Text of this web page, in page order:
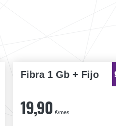
Fibra 1 Gb + Fijo
19,90 €/mes